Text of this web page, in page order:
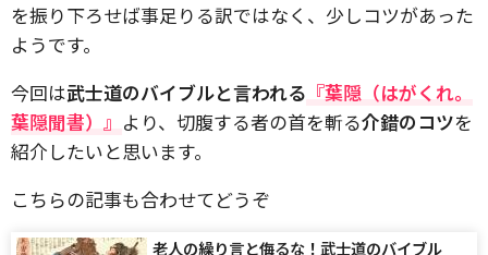
を振り下ろせば事足りる訳ではなく、少しコツがあった
ようです。
今回は武士道のバイブルと言われる 『葉隠（はがくれ。
葉隠聞書）』 より、切腹する者の首を斬る介錯のコツを
紹介したいと思います。
こちらの記事も合わせてどうぞ
老人の繰り言と侮るな！武士道のバイブル